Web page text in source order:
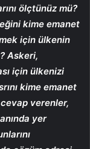
ölçtünüz mü?
kime emanet
için ülkenin
Askeri,
için ülkenizi
kime emanet
verenler,
yer